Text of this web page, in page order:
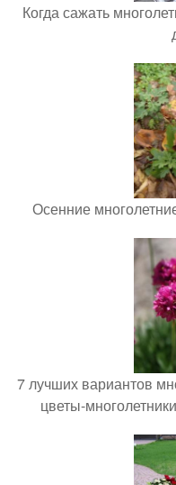
Когда сажать
Осенние
7 лучших вариантов
цветы-